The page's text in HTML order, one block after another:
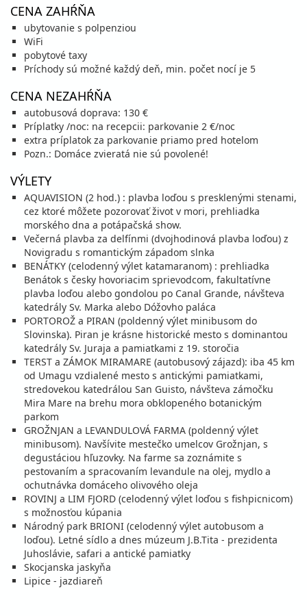
22.08. - 29.08.26
polpenzia
vlastná
vypočítať cenu
25.08. - 30.08.26 utorok - nedeľa
polpenzia
vlastná
Zľava
15% 794 €
cena za 6 dní (5 nocí)
vypočítať cenu
29.08. - 05.09.26
polpenzia
vlastná
Zľava
15% 959 €
vypočítať cenu
30.08. - 04.09.26 nedeľa - piatok
polpenzia
vlastná
Zľava
15% 692 € 589 €
cena za 6 dní (5 nocí)
vypočítať cenu
september 2026
04.09. - 09.09.26 piatok - streda
polpenzia vlastná
cena za 6 dní (5 nocí)
vypočítať cenu
05.09. - 12.09.26 sobota - sobota
polpenzia vlastná
783 €
cena za 8 dní (7 nocí)
vypočítať cenu
09.09. - 14.09.26 streda - pondelok
polpenzia vlastná
CENA ZAHŔŇA
ubytovanie s polpenziou
WiFi
pobytové taxy
Príchody sú možné každý deň, min. počet nocí je 5
CENA NEZAHŔŇA
autobusová doprava: 130 €
Príplatky /noc: na recepcii: parkovanie 2 €/noc
extra príplatok za parkovanie priamo pred hotelom
Pozn.: Domáce zvieratá nie sú povolené!
VÝLETY
AQUAVISION (2 hod.) : plavba loďou s presklenými stenami,
cez ktoré môžete pozorovať život v mori, prehliadka
morského dna a potápačská show.
Večerná plavba za delfínmi (dvojhodinová plavba loďou) z
Novigradu s romantickým západom slnka
BENÁTKY (celodenný výlet katamaranom) : prehliadka
Benátok s česky hovoriacim sprievodcom, fakultatívne
plavba loďou alebo gondolou po Canal Grande, návšteva
katedrály Sv. Marka alebo Dóžovho paláca
PORTOROŽ a PIRAN (poldenný výlet minibusom do
Slovinska). Piran je krásne historické mesto s dominantou
katedrály Sv. Juraja a pamiatkami z 19. storočia
TERST a ZÁMOK MIRAMARE (autobusový zájazd): iba 45 km
od Umagu vzdialené mesto s antickými pamiatkami,
stredovekou katedrálou San Guisto, návšteva zámočku
Mira Mare na brehu mora obklopeného botanickým
parkom
GROŽNJAN a LEVANDULOVÁ FARMA (poldenný výlet
minibusom). Navšívite mestečko umelcov Grožnjan, s
degustáciou hľuzovky. Na farme sa zoznámite s
pestovaním a spracovaním levandule na olej, mydlo a
ochutnávka domáceho olivového oleja
ROVINJ a LIM FJORD (celodenný výlet loďou s fishpicnicom)
s možnosťou kúpania
Národný park BRIONI (celodenný výlet autobusom a
loďou). Letné sídlo a dnes múzeum J.B.Tita - prezidenta
Juhoslávie, safari a antické pamiatky
Skocjanska jaskyňa
Lipice - jazdiareň